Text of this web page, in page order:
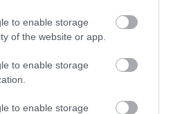
to enable storage
of the website or app.
to enable storage
to enable storage
Mezőtúri Strandfürdő és
Fedett Uszoda
Barlangfürdő
Selyemréti strandfürdő